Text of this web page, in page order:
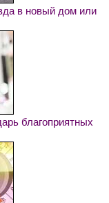
в новый дом или
благоприятных